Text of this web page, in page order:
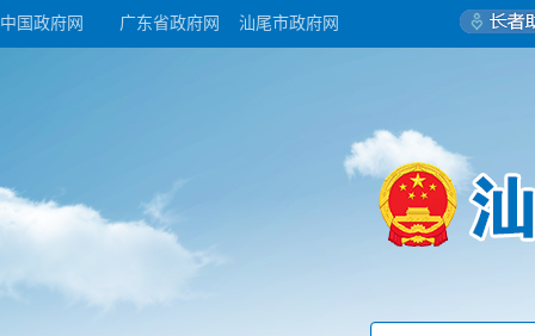
中国政府网 广东省政府网 汕尾市政府网